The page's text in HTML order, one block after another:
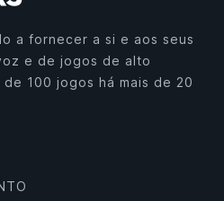
a fornecer a si e aos seus
e de jogos de alto
100 jogos há mais de 20